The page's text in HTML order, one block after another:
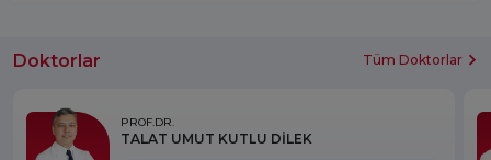
Doktorlar Tüm Doktorlar
PROF.DR.
TALAT UMUT KUTLU DİLEK